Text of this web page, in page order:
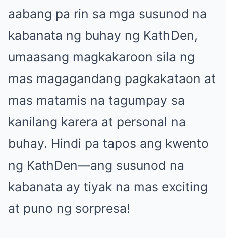
aabang pa rin sa mga susunod na
kabanata ng buhay ng KathDen,
umaasang magkakaroon sila ng
mas magagandang pagkakataon at
mas matamis na tagumpay sa
kanilang karera at personal na
buhay. Hindi pa tapos ang kwento
ng KathDen—ang susunod na
kabanata ay tiyak na mas exciting
at puno ng sorpresa!